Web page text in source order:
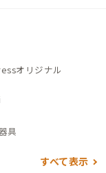
2口のガスコンロ
自炊するには全く
として活用する
心してご使用い
ませんが、鏡やドラ
オリジナル
具
すべて表示